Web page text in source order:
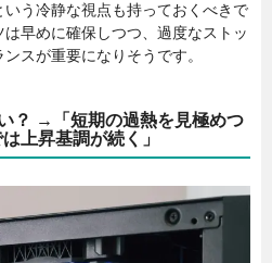
いう冷静な視点も持っておくべきで
早めに確保しつつ、過度なストッ
スが重要になりそうです。
？ →「短期の過熱を見極めつ
上昇基調が続く」